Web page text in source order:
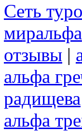
Сеть
миральфа
отзывы |
альфа
радищева
альфа